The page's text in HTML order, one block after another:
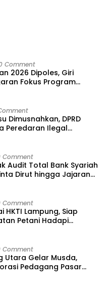
Comment
2026 Dipoles, Giri
Fokus Program
Dimusnahkan, DPRD
Peredaran Ilegal
Comment
Audit Total Bank Syariah
Dirut hingga Jajaran
Comment
HKTI Lampung, Siap
Petani Hadapi
Comment
Utara Gelar Musda,
Pedagang Pasar